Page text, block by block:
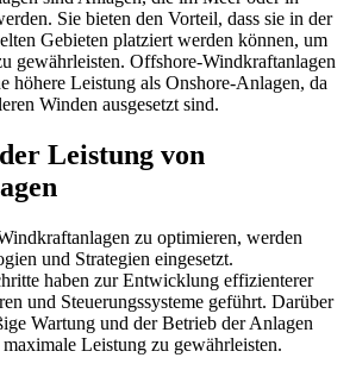
Sie bieten den Vorteil, dass sie in der
Gebieten platziert werden können, um
gewährleisten. Offshore-Windkraftanlagen
höhere Leistung als Onshore-Anlagen, da
Winden ausgesetzt sind.
Leistung von
zu optimieren, werden
und Strategien eingesetzt.
haben zur Entwicklung effizienterer
und Steuerungssysteme geführt. Darüber
Wartung und der Betrieb der Anlagen
Leistung zu gewährleisten.